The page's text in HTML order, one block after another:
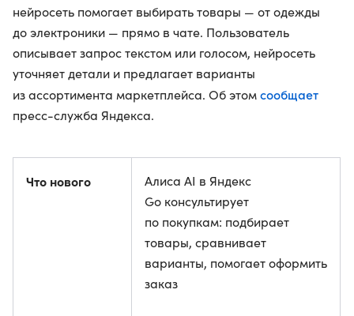
нейросеть помогает выбирать товары — от одежды
до электроники — прямо в чате. Пользователь
описывает запрос текстом или голосом, нейросеть
уточняет детали и предлагает варианты
из ассортимента маркетплейса. Об этомсообщает
пресс-служба Яндекса.
Что нового
Алиса AI в Яндекс
Go консультирует
по покупкам: подбирает
товары, сравнивает
варианты, помогает оформить
заказ